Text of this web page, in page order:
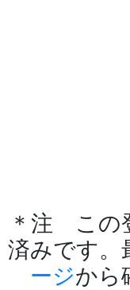
＊注 この
済みです。
ージから